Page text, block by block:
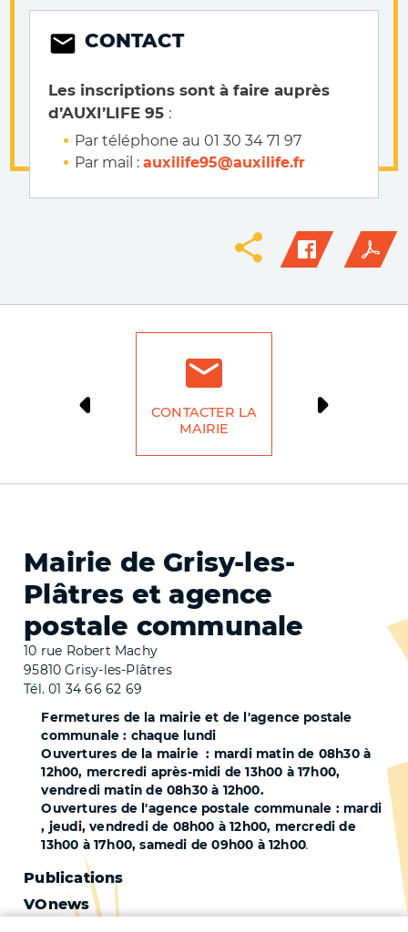
CONTACT
Les inscriptions sont à faire auprès
d’AUXI’LIFE 95 :
Par téléphone au 01 30 34 71 97
Par mail :auxilife95@auxilife.fr
CONTACTER LA
MAIRIE
Mairie de Grisy-les-
Plâtres et agence
postale communale
10 rue Robert Machy
95810 Grisy-les-Plâtres
Tél. 01 34 66 62 69
Fermetures de la mairie et de l'agence postale
communale : chaque lundi
Ouvertures de la mairie : mardi matin de 08h30 à
12h00, mercredi après-midi de 13h00 à 17h00,
vendredi matin de 08h30 à 12h00.
Ouvertures de l'agence postale communale : mardi
, jeudi, vendredi de 08h00 à 12h00, mercredi de
13h00 à 17h00, samedi de 09h00 à 12h00.
Pied
de
Publications
VOnews